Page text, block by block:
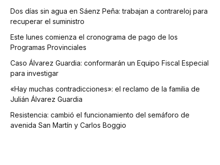
Dos días sin agua en Sáenz Peña: trabajan a contrareloj para
recuperar el suministro
Este lunes comienza el cronograma de pago de los
Programas Provinciales
Caso Álvarez Guardia: conformarán un Equipo Fiscal Especial
para investigar
«Hay muchas contradicciones»: el reclamo de la familia de
Julián Álvarez Guardia
Resistencia: cambió el funcionamiento del semáforo de
avenida San Martín y Carlos Boggio